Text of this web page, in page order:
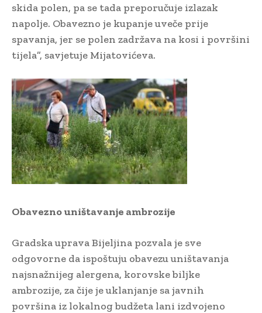
skida polen, pa se tada preporučuje izlazak
napolje. Obavezno je kupanje uveče prije
spavanja, jer se polen zadržava na kosi i površini
tijela”, savjetuje Mijatovićeva.
Obavezno uništavanje ambrozije
Gradska uprava Bijeljina pozvala je sve
odgovorne da ispoštuju obavezu uništavanja
najsnažnijeg alergena, korovske biljke
ambrozije, za čije je uklanjanje sa javnih
površina iz lokalnog budžeta lani izdvojeno